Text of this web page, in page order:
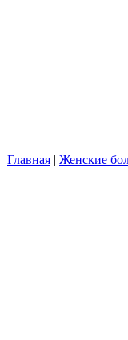
Главная | Женские